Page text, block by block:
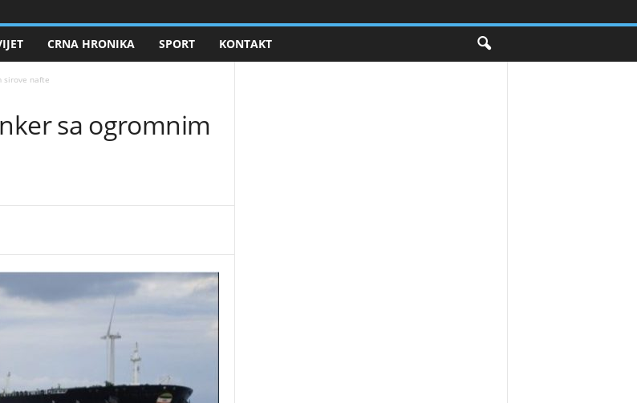
CRNA HRONIKA SPORT KONTAKT
sirove nafte
sa ogromnim